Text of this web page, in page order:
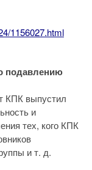
1156027.html
подавлению
КПК выпустил
и
тех, кого КПК
и т. д.